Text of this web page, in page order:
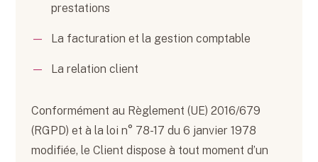
prestations
La facturation et la gestion comptable
La relation client
Conformément au Règlement (UE) 2016/679
(RGPD) et à la loi n° 78-17 du 6 janvier 1978
modifiée, le Client dispose à tout moment d’un